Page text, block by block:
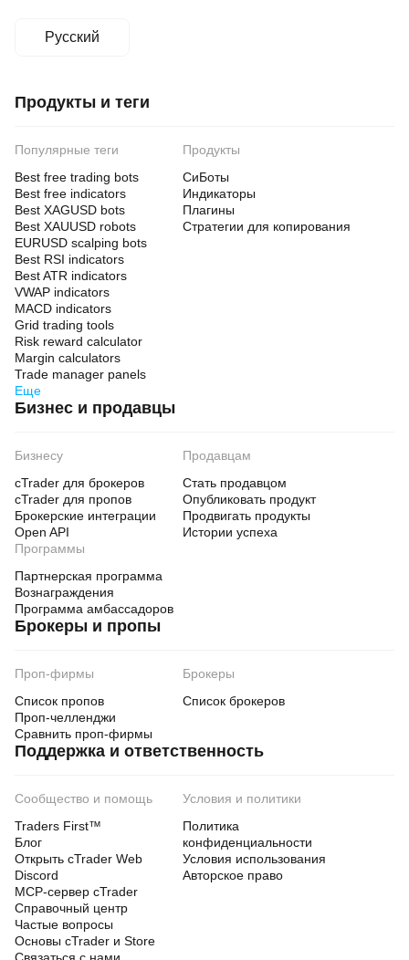
Русский
Продукты и теги
Популярные теги
Best free trading bots
Best free indicators
Best XAGUSD bots
Best XAUUSD robots
EURUSD scalping bots
Best RSI indicators
Best ATR indicators
VWAP indicators
MACD indicators
Grid trading tools
Risk reward calculator
Margin calculators
Trade manager panels
Еще
Продукты
СиБоты
Индикаторы
Плагины
Стратегии для копирования
Бизнес и продавцы
Бизнесу
cTrader для брокеров
cTrader для пропов
Брокерские интеграции
Open API
Продавцам
Стать продавцом
Опубликовать продукт
Продвигать продукты
Истории успеха
Программы
Партнерская программа
Вознаграждения
Программа амбассадоров
Брокеры и пропы
Проп-фирмы
Список пропов
Проп-челленджи
Сравнить проп-фирмы
Брокеры
Список брокеров
Поддержка и ответственность
Сообщество и помощь
Traders First™
Блог
Открыть cTrader Web
Discord
MCP-сервер cTrader
Справочный центр
Частые вопросы
Основы cTrader и Store
Условия и политики
Политика
конфиденциальности
Условия использования
Авторское право